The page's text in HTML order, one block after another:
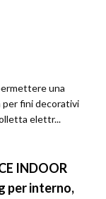
una
per fini decorativi
elettr...
INDOOR
per interno,